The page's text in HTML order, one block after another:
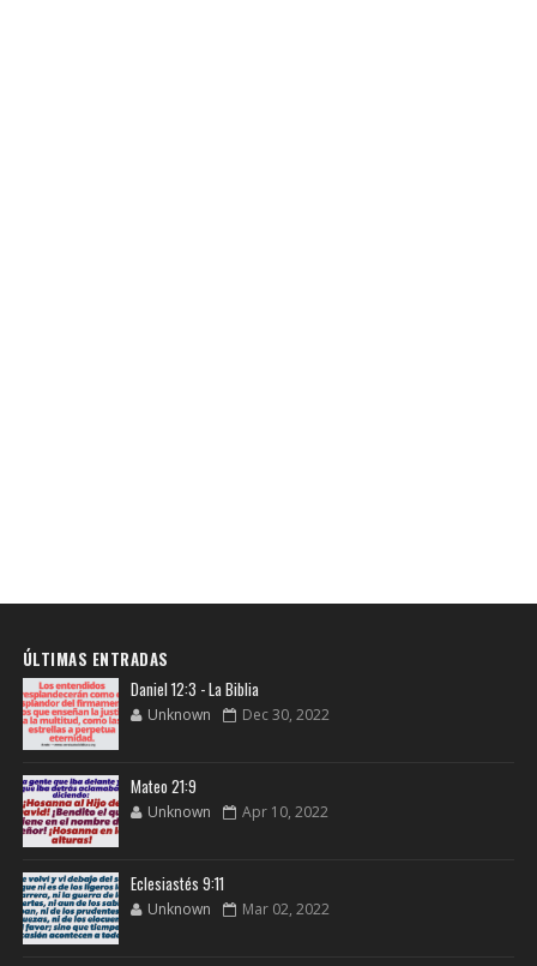
ÚLTIMAS ENTRADAS
Daniel 12:3 - La Biblia
Unknown Dec 30, 2022
Mateo 21:9
Unknown Apr 10, 2022
Eclesiastés 9:11
Unknown Mar 02, 2022